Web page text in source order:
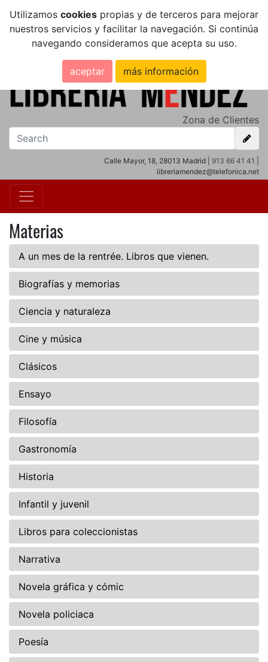
Utilizamos cookies propias y de terceros para mejorar
nuestros servicios y facilitar la navegación. Si continúa
navegando consideramos que acepta su uso.
aceptar más información
Zona de Clientes
Calle Mayor, 18, 28013 Madrid | 913 66 41 41
libreriamendez@telefonica.net
Materias
A un mes de la rentrée. Libros que vienen.
Biografías y memorias
Ciencia y naturaleza
Cine y música
Clásicos
Ensayo
Filosofía
Gastronomía
Historia
Infantil y juvenil
Libros para coleccionistas
Narrativa
Novela gráfica y cómic
Novela policiaca
Poesía